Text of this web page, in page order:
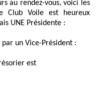
au rendez-vous, voici les
Club Voile est heureux
UNE Présidente :
par un Vice-Président :
est